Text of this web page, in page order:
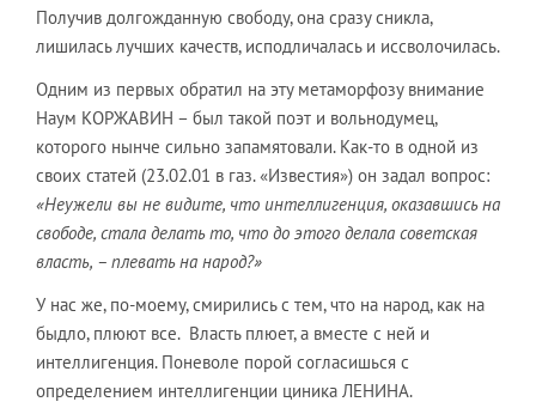
Получив долгожданную свободу, она сразу сникла,
лишилась лучших качеств, исподличалась и иссволочилась.
Одним из первых обратил на эту метаморфозу внимание
Наум КОРЖАВИН – был такой поэт и вольнодумец,
которого нынче сильно запамятовали. Как-то в одной из
своих статей (23.02.01 в газ. «Известия») он задал вопрос:
«Неужели вы не видите, что интеллигенция, оказавшись на
свободе, стала делать то, что до этого делала советская
власть, – плевать на народ?»
У нас же, по-моему, смирились с тем, что на народ, как на
быдло, плюют все. Власть плюет, а вместе с ней и
интеллигенция. Поневоле порой согласишься с
определением интеллигенции циника ЛЕНИНА.